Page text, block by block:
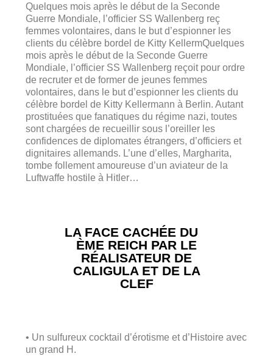
Quelques mois après le début de la Seconde
Guerre Mondiale, l’officier SS Wallenberg reç
femmes volontaires, dans le but d’espionner les
clients du célèbre bordel de Kitty KellermQuelques
mois après le début de la Seconde Guerre
Mondiale, l’officier SS Wallenberg reçoit pour ordre
de recruter et de former de jeunes femmes
volontaires, dans le but d’espionner les clients du
célèbre bordel de Kitty Kellermann à Berlin. Autant
prostituées que fanatiques du régime nazi, toutes
sont chargées de recueillir sous l’oreiller les
confidences de diplomates étrangers, d’officiers et
dignitaires allemands. L’une d’elles, Margharita,
tombe follement amoureuse d’un aviateur de la
Luftwaffe hostile à Hitler…
LA FACE CACHÉE DU
ÈME REICH PAR LE
RÉALISATEUR DE
CALIGULA ET DE LA
CLEF
• Un sulfureux cocktail d’érotisme et d’Histoire avec
un grand H.